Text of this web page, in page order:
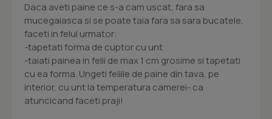
Daca aveti paine ce s-a cam uscat, fara sa
mucegaiasca si se poate taia fara sa sara bucatele,
faceti in felul urmator:
-tapetati forma de cuptor cu unt
-taiati painea in felii de max 1 cm grosime si tapetati
cu ea forma. Ungeti feliile de paine din tava, pe
interior, cu unt la temperatura camerei- ca
atuncicand faceti praji!